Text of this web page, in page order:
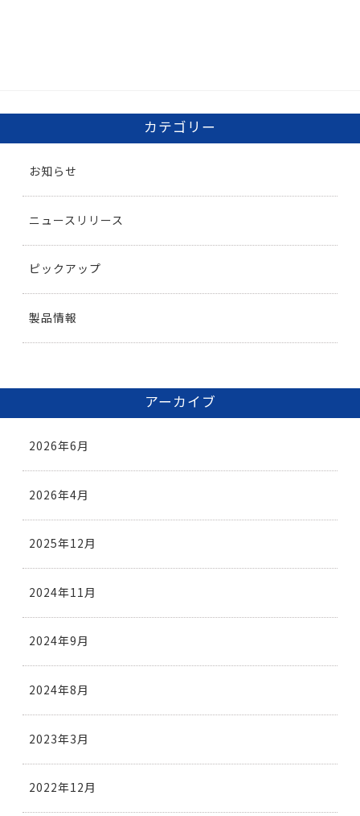
カテゴリー
お知らせ
ニュースリリース
ピックアップ
製品情報
アーカイブ
2026年6月
2026年4月
2025年12月
2024年11月
2024年9月
2024年8月
2023年3月
2022年12月